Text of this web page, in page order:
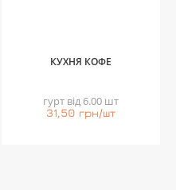
КУХНЯ КОФЕ
гурт від 6.00 шт
31,50 грн/шт